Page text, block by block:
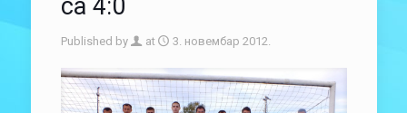
са 4:0
Published by at 3. новембар 2012.